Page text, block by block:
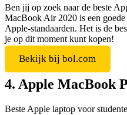
Ben jij op zoek naar de beste
MacBook Air 2020 is een
Apple-standaarden. Het is de
je op dit moment kunt kopen!
Bekijk bij bol.com
4. Apple MacBook
Beste Apple laptop voor